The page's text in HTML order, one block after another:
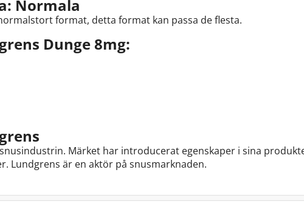
Normala
format, detta format kan passa de flesta.
Dunge 8mg:
Märket har introducerat egenskaper i sina
Lundgrens är en aktör på snusmarknaden.